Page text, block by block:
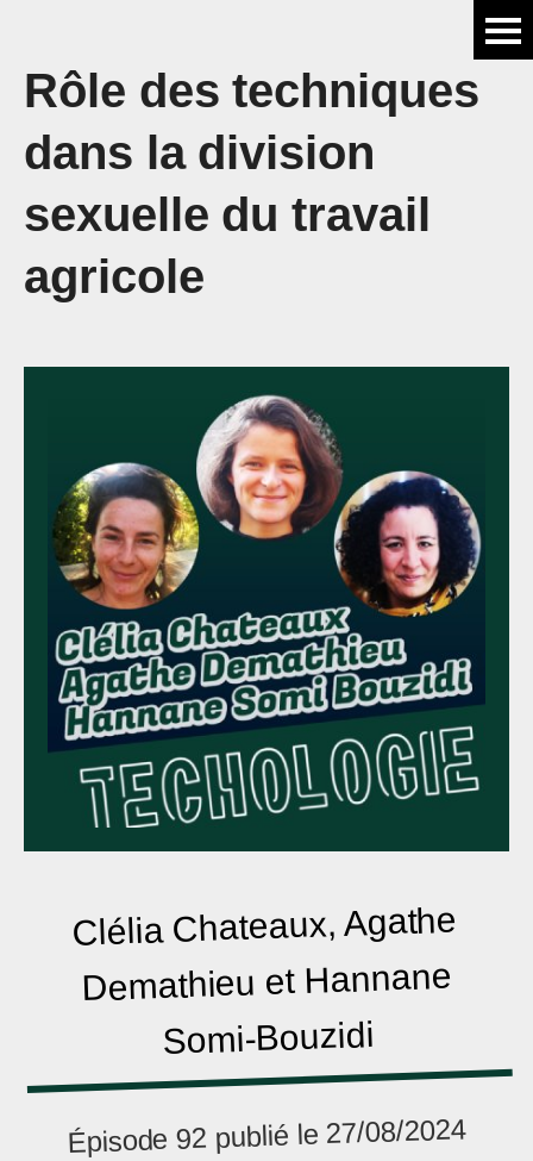
Rôle des techniques
dans la division
sexuelle du travail
agricole
Clélia Chateaux, Agathe
Demathieu et Hannane
Somi-Bouzidi
Épisode 92 publié le 27/08/2024